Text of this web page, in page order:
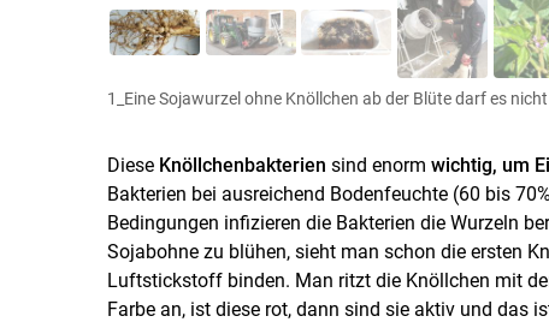
1_Eine Sojawurzel ohne Knöllchen ab der Blüte darf es
Diese Knöllchenbakterien sind enorm wichtig, um
Bakterien bei ausreichend Bodenfeuchte (60 bis
Bedingungen infizieren die Bakterien die Wurzeln
Sojabohne zu blühen, sieht man schon die ersten
Luftstickstoff binden. Man ritzt die Knöllchen mit
Farbe an, ist diese rot, dann sind sie aktiv und das